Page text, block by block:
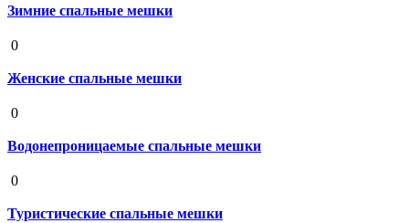
Зимние спальные мешки
0
Женские спальные мешки
0
Водонепроницаемые спальные мешки
0
Туристические спальные мешки